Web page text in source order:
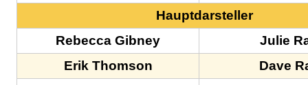
Hauptdarsteller
Rebecca Gibney
Julie
Erik Thomson
Dave